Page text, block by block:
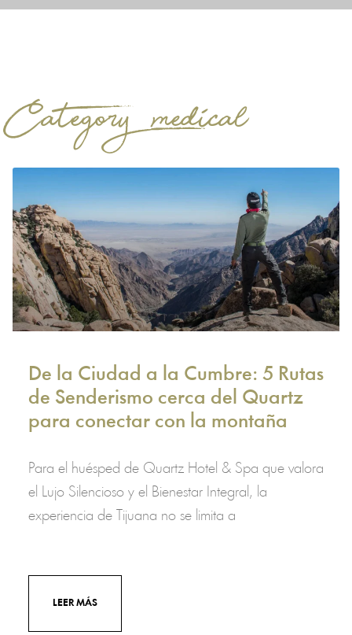
Category: medical
De la Ciudad a la Cumbre: 5 Rutas
de Senderismo cerca del Quartz
para conectar con la montaña
Para el huésped de Quartz Hotel & Spa que valora
el Lujo Silencioso y el Bienestar Integral, la
experiencia de Tijuana no se limita a
LEER MÁS